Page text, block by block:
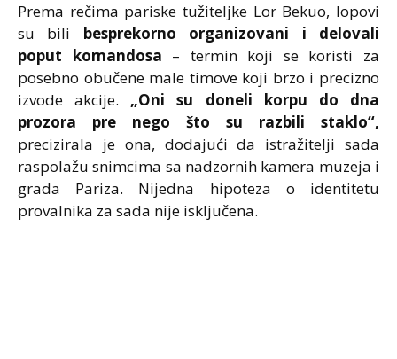
Prema rečima pariske tužiteljke Lor Bekuo, lopovi
su bili besprekorno organizovani i delovali
poput komandosa – termin koji se koristi za
posebno obučene male timove koji brzo i precizno
izvode akcije. „Oni su doneli korpu do dna
prozora pre nego što su razbili staklo“,
precizirala je ona, dodajući da istražitelji sada
raspolažu snimcima sa nadzornih kamera muzeja i
grada Pariza. Nijedna hipoteza o identitetu
provalnika za sada nije isključena.